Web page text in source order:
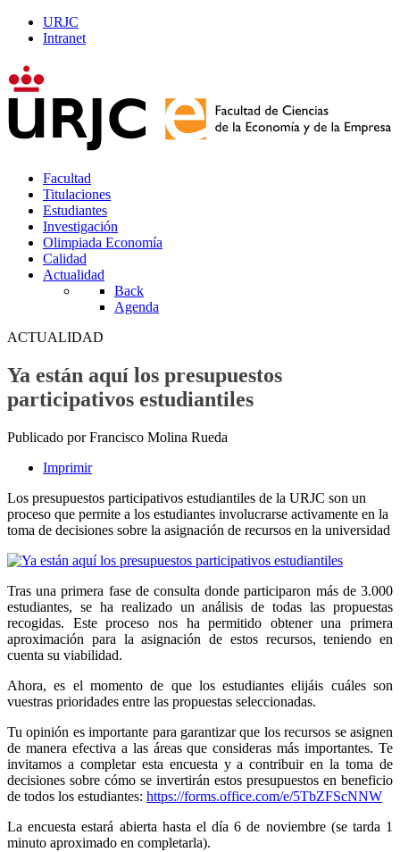
URJC
Intranet
Facultad
Titulaciones
Estudiantes
Investigación
Olimpiada Economía
Calidad
Actualidad
Back
Agenda
ACTUALIDAD
Ya están aquí los presupuestos
participativos estudiantiles
Publicado por Francisco Molina Rueda
Imprimir
Los presupuestos participativos estudiantiles de la URJC son un
proceso que permite a los estudiantes involucrarse activamente en la
toma de decisiones sobre la asignación de recursos en la universidad
Tras una primera fase de consulta donde participaron más de 3.000
estudiantes, se ha realizado un análisis de todas las propuestas
recogidas. Este proceso nos ha permitido obtener una primera
aproximación para la asignación de estos recursos, teniendo en
cuenta su viabilidad.
Ahora, es el momento de que los estudiantes elijáis cuáles son
vuestras prioridades entre las propuestas seleccionadas.
Tu opinión es importante para garantizar que los recursos se asignen
de manera efectiva a las áreas que consideras más importantes. Te
invitamos a completar esta encuesta y a contribuir en la toma de
decisiones sobre cómo se invertirán estos presupuestos en beneficio
de todos los estudiantes: https://forms.office.com/e/5TbZFScNNW
La encuesta estará abierta hasta el día 6 de noviembre (se tarda 1
minuto aproximado en completarla).